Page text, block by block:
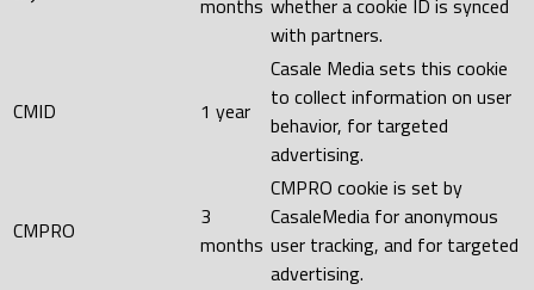
months whether a cookie ID is synced
with partners.
CMID 1 year
Casale Media sets this cookie
to collect information on user
behavior, for targeted
advertising.
CMPRO
3
months
CMPRO cookie is set by
CasaleMedia for anonymous
user tracking, and for targeted
advertising.